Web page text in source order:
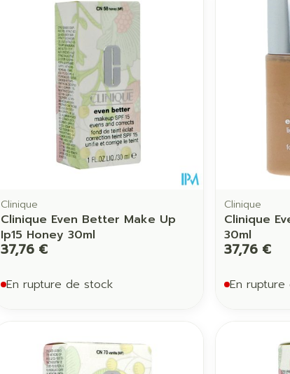
Clinique
Clinique Even Better Make Up
Ip15 Honey 30ml
37,76 €
En rupture de stock
Clinique
Clinique
30ml
37,76 €
En